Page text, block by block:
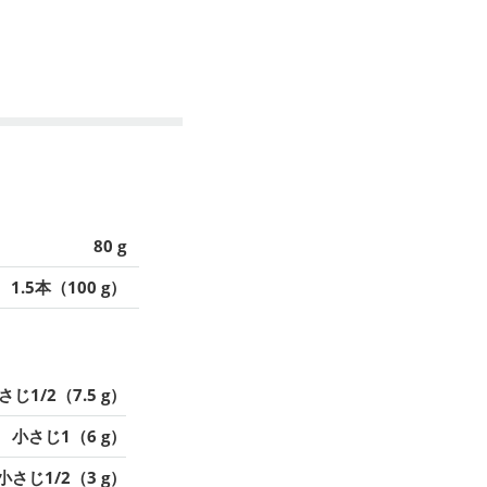
80 g
1.5本（100 g）
じ1/2（7.5 g）
小さじ1（6 g）
さじ1/2（3 g）